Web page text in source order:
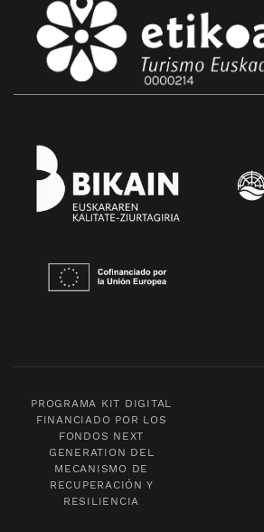
PROGRAMA KIT DIGITAL
FINANCIADO POR LOS
FONDOS NEXT
GENERATION DEL
MECANISMO DE
RECUPERACIÓN Y
RESILIENCIA